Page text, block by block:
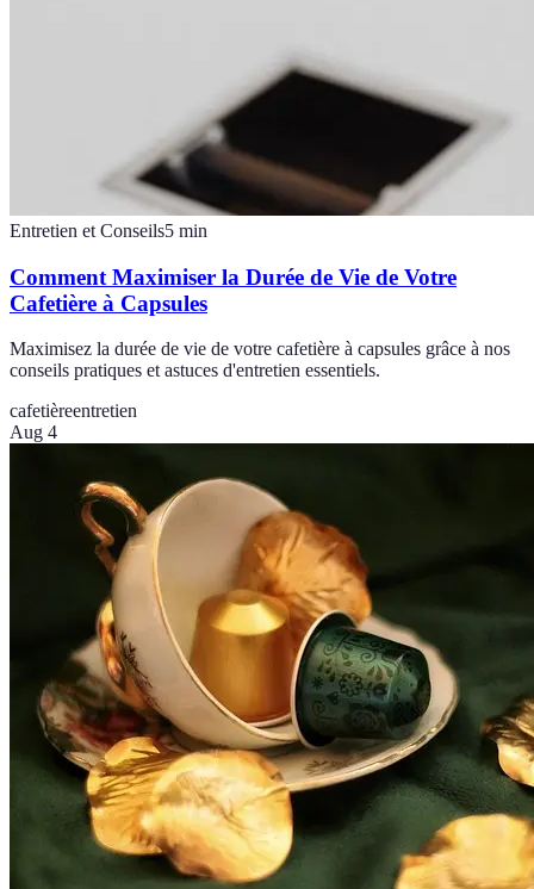
Entretien et Conseils5 min
Comment Maximiser la Durée de Vie de Votre
Cafetière à Capsules
Maximisez la durée de vie de votre cafetière à capsules grâce à nos
conseils pratiques et astuces d'entretien essentiels.
cafetièreentretien
Aug 4